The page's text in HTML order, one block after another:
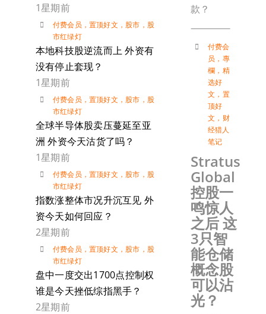
1星期前
付费会员 ， 置顶好文 ， 股市 ， 股
市红绿灯
本地科技股逆流而上 外资有
没有停止套现？
1星期前
付费会员 ， 置顶好文 ， 股市 ， 股
市红绿灯
全球半导体股卖压蔓延至亚
洲 外资今天沽货了吗？
1星期前
付费会员 ， 置顶好文 ， 股市 ， 股
市红绿灯
指数涨整体市况升沉互见 外
资今天如何回应？
2星期前
付费会员 ， 置顶好文 ， 股市 ， 股
市红绿灯
盘中一度交出1700点控制权
谁是今天挫低综指黑手？
2星期前
款？
付费会
员 ， 專
欄 ， 精
选好
文 ， 置
顶好
文 ， 财
经猎人
笔记
Stratus
Global
控股一
鸣惊人
之后 这
3只智
能仓储
概念股
可以沾
光？